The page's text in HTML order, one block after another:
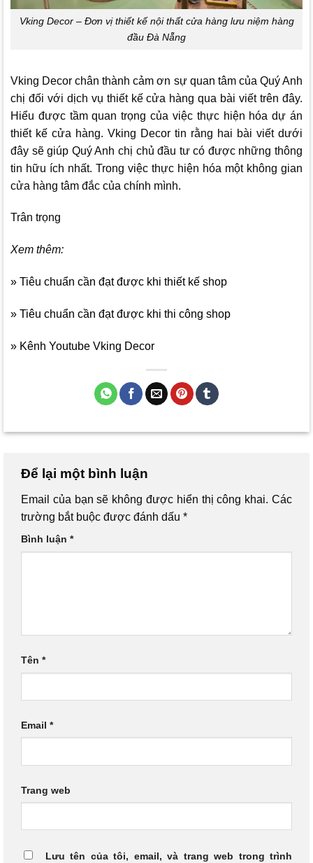
Vking Decor – Đơn vị thiết kế nội thất cửa hàng lưu niệm hàng
đầu Đà Nẵng
Vking Decor chân thành cảm ơn sự quan tâm của Quý Anh
chị đối với dịch vụ thiết kế cửa hàng qua bài viết trên đây.
Hiểu được tầm quan trọng của việc thực hiện hóa dự án
thiết kế cửa hàng. Vking Decor tin rằng hai bài viết dưới
đây sẽ giúp Quý Anh chị chủ đầu tư có được những thông
tin hữu ích nhất. Trong việc thực hiện hóa một không gian
cửa hàng tâm đắc của chính mình.
Trân trọng
Xem thêm:
» Tiêu chuẩn cần đạt được khi thiết kế shop
» Tiêu chuẩn cần đạt được khi thi công shop
» Kênh Youtube Vking Decor
Để lại một bình luận
Email của bạn sẽ không được hiển thị công khai. Các
trường bắt buộc được đánh dấu *
Bình luận *
Tên *
Email *
Trang web
Lưu tên của tôi, email, và trang web trong trình